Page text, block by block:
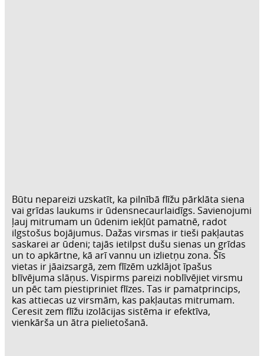
Būtu nepareizi uzskatīt, ka pilnībā flīžu pārklāta siena
vai grīdas laukums ir ūdensnecaurlaidīgs. Savienojumi
ļauj mitrumam un ūdenim iekļūt pamatnē, radot
ilgstošus bojājumus. Dažas virsmas ir tieši pakļautas
saskarei ar ūdeni; tajās ietilpst dušu sienas un grīdas
un to apkārtne, kā arī vannu un izlietņu zona. Šīs
vietas ir jāaizsargā, zem flīzēm uzklājot īpašus
blīvējuma slāņus. Vispirms pareizi noblīvējiet virsmu
un pēc tam piestipriniet flīzes. Tas ir pamatprincips,
kas attiecas uz virsmām, kas pakļautas mitrumam.
Ceresit zem flīžu izolācijas sistēma ir efektīva,
vienkārša un ātra pielietošanā.